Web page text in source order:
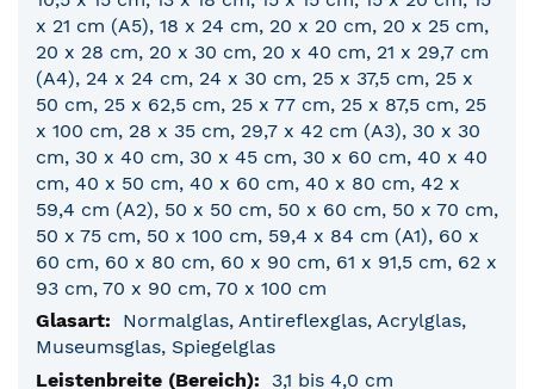
x 21 cm (A5), 18 x 24 cm, 20 x 20 cm, 20 x 25 cm,
20 x 28 cm, 20 x 30 cm, 20 x 40 cm, 21 x 29,7 cm
(A4), 24 x 24 cm, 24 x 30 cm, 25 x 37,5 cm, 25 x
50 cm, 25 x 62,5 cm, 25 x 77 cm, 25 x 87,5 cm, 25
x 100 cm, 28 x 35 cm, 29,7 x 42 cm (A3), 30 x 30
cm, 30 x 40 cm, 30 x 45 cm, 30 x 60 cm, 40 x 40
cm, 40 x 50 cm, 40 x 60 cm, 40 x 80 cm, 42 x
59,4 cm (A2), 50 x 50 cm, 50 x 60 cm, 50 x 70 cm,
50 x 75 cm, 50 x 100 cm, 59,4 x 84 cm (A1), 60 x
60 cm, 60 x 80 cm, 60 x 90 cm, 61 x 91,5 cm, 62 x
93 cm, 70 x 90 cm, 70 x 100 cm
Normalglas, Antireflexglas, Acrylglas,
Museumsglas, Spiegelglas
3,1 bis 4,0 cm